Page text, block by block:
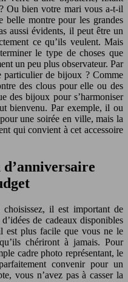
Ou bien votre mari vous a-t-il
belle montre pour les grandes
aussi évidents, il peut être un
ce qu’ils veulent. Mais
le type de choses que
un peu plus observateur. Par
particulier de bijoux ? Comme
des clous pour elle ou des
des bijoux pour s’harmoniser
bienvenu. Par exemple, il ou
une soirée en ville, mais la
qui convient à cet accessoire
d’anniversaire
il est important de
de cadeaux disponibles
est plus facile que vous ne le
chériront à jamais. Pour
cadre photo représentant, le
convenir pour un
vous n’avez pas à casser la